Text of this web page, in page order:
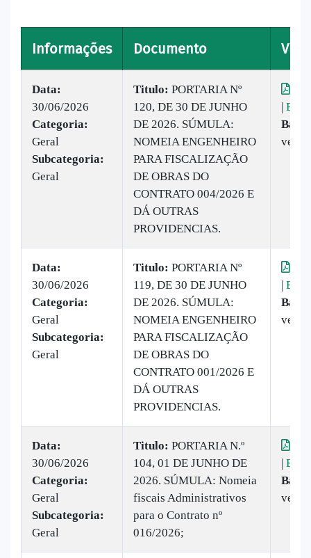
Informações Documento
Data:
30/06/2026
Categoria:
Geral
Subcategoria:
Geral
Titulo: PORTARIA Nº
120, DE 30 DE JUNHO
DE 2026. SÚMULA:
NOMEIA ENGENHEIRO
PARA FISCALIZAÇÃO
DE OBRAS DO
CONTRATO 004/2026 E
DÁ OUTRAS
PROVIDENCIAS.
|
vezes
Data:
30/06/2026
Categoria:
Geral
Subcategoria:
Geral
Titulo: PORTARIA Nº
119, DE 30 DE JUNHO
DE 2026. SÚMULA:
NOMEIA ENGENHEIRO
PARA FISCALIZAÇÃO
DE OBRAS DO
CONTRATO 001/2026 E
DÁ OUTRAS
PROVIDENCIAS.
|
vezes
Data:
30/06/2026
Categoria:
Geral
Subcategoria:
Geral
Titulo: PORTARIA N.º
104, 01 DE JUNHO DE
2026. SÚMULA: Nomeia
fiscais Administrativos
para o Contrato nº
016/2026;
|
vezes